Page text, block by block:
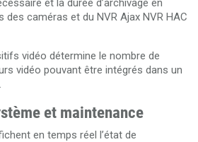
et la durée d’archivage en
caméras et du NVR Ajax NVR HAC
vidéo détermine le nombre de
vidéo pouvant être intégrés dans un
et maintenance
en temps réel l’état de